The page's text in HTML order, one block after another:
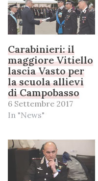
Carabinieri: il
maggiore Vitiello
lascia Vasto per
la scuola allievi
di Campobasso
6 Settembre 2017
In "News"